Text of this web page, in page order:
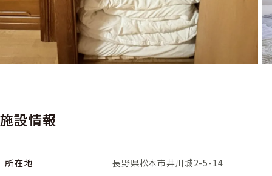
施設情報
所在地 長野県松本市井川城2-5-14